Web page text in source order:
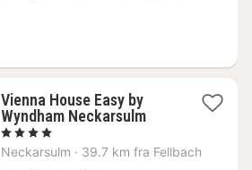
Vienna House Easy by
Wyndham Neckarsulm2
fra
, 4 Stjerner
Neckarsulm · 39.7 km fra Fellbach